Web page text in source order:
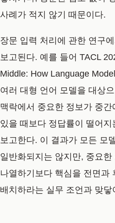
사례가 적지 않기 때문이다.
장문 입력 처리에 관한 연구
보고된다. 예를 들어 TACL
Middle: How Language
여러 대형 언어 모델을 대상
맥락에서 중요한 정보가 중
있을 때보다 정답률이 떨어지
보고한다. 이 결과가 모든 모
일반화되지는 않지만, 중요
나열하기보다 핵심을 전면과
배치하라는 실무 조언과 맞닿